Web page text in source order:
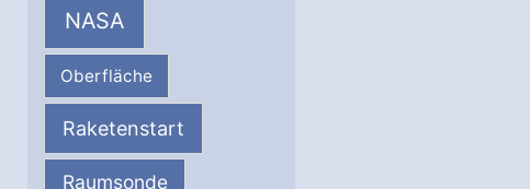
NASA
Oberfläche
Raketenstart
Raumsonde